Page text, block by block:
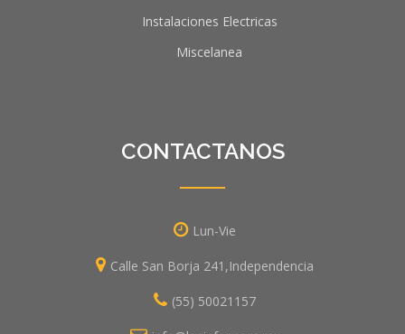
Instalaciones Electricas
Miscelanea
CONTACTANOS
Lun-Vie
Calle San Borja 241,Independencia
(55) 50021157